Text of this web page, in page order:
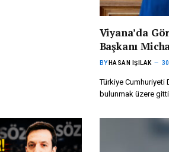
Viyana’da
Başkanı
BY HASAN IŞILAK
Türkiye Cumhuriyeti
bulunmak üzere